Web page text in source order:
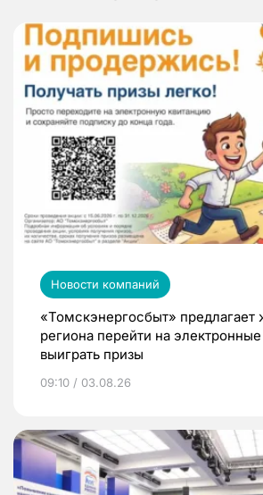
Новости компаний
«Томскэнергосбыт» предлагает
региона перейти на
выиграть призы
09:10 / 03.08.26